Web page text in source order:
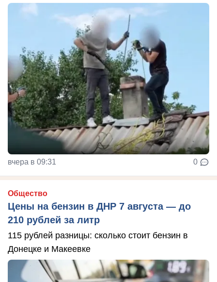
вчера в 09:31 0
Общество
Цены на бензин в ДНР 7 августа — до
210 рублей за литр
115 рублей разницы: сколько стоит бензин в
Донецке и Макеевке